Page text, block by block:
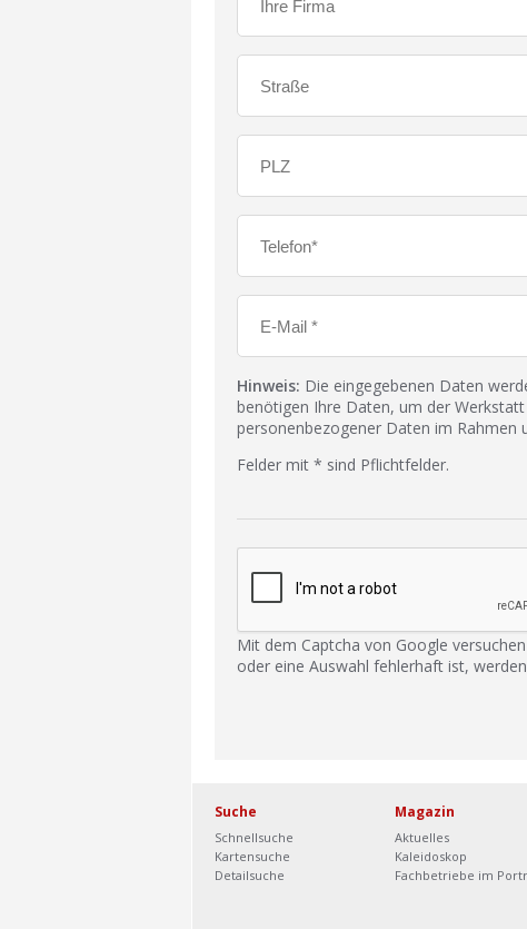
Hinweis: Die eingegebenen Daten
benötigen Ihre Daten, um der
personenbezogener Daten im Rahmen
Felder mit * sind Pflichtfelder.
Mit dem Captcha von Google
oder eine Auswahl fehlerhaft ist,
Suche
Schnellsuche
Kartensuche
Detailsuche
Magazin
Aktuelles
Kaleidoskop
Fachbetriebe im